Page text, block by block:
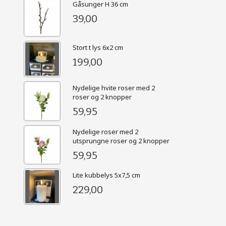
Gåsunger H 36 cm
39,00
Stort t lys 6x2 cm
199,00
Nydelige hvite roser med 2
roser og 2 knopper
59,95
Nydelige roser med 2
utsprungne roser og 2 knopper
59,95
Lite kubbelys 5x7,5 cm
229,00